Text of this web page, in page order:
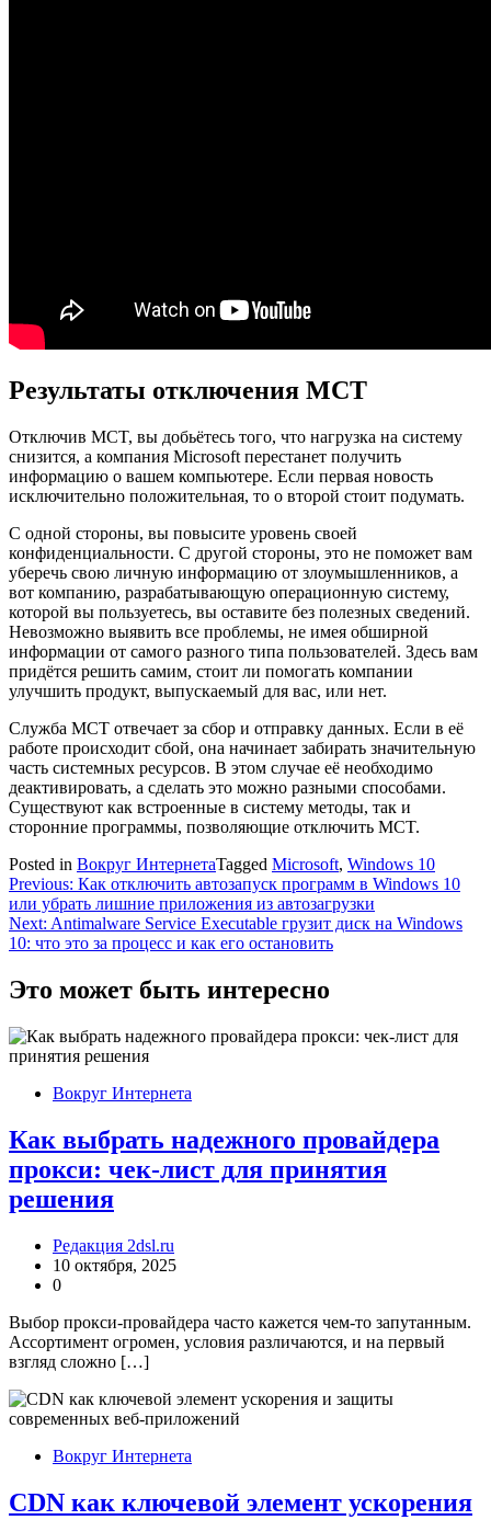
Результаты отключения MCT
Отключив MCT, вы добьётесь того, что нагрузка на систему
снизится, а компания Microsoft перестанет получить
информацию о вашем компьютере. Если первая новость
исключительно положительная, то о второй стоит подумать.
С одной стороны, вы повысите уровень своей
конфиденциальности. С другой стороны, это не поможет вам
уберечь свою личную информацию от злоумышленников, а
вот компанию, разрабатывающую операционную систему,
которой вы пользуетесь, вы оставите без полезных сведений.
Невозможно выявить все проблемы, не имея обширной
информации от самого разного типа пользователей. Здесь вам
придётся решить самим, стоит ли помогать компании
улучшить продукт, выпускаемый для вас, или нет.
Служба MCT отвечает за сбор и отправку данных. Если в её
работе происходит сбой, она начинает забирать значительную
часть системных ресурсов. В этом случае её необходимо
деактивировать, а сделать это можно разными способами.
Существуют как встроенные в систему методы, так и
сторонние программы, позволяющие отключить MCT.
Posted in Вокруг ИнтернетаTagged Microsoft, Windows 10
Навигация
по
записям
Previous: Как отключить автозапуск программ в Windows 10
или убрать лишние приложения из автозагрузки
Next: Antimalware Service Executable грузит диск на Windows
10: что это за процесс и как его остановить
Это может быть интересно
Вокруг Интернета
Как выбрать надежного провайдера
прокси: чек-лист для принятия
решения
Редакция 2dsl.ru
10 октября, 2025
0
Выбор прокси-провайдера часто кажется чем-то запутанным.
Ассортимент огромен, условия различаются, и на первый
взгляд сложно […]
Вокруг Интернета
CDN как ключевой элемент ускорения